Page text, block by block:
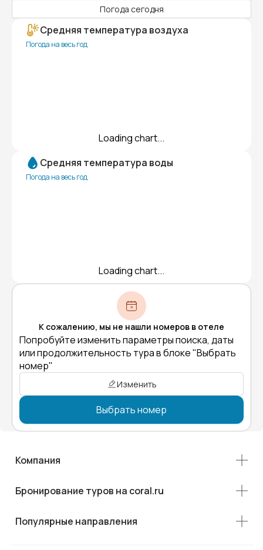
Погода сегодня
Средняя температура воздуха
Погода на весь год
Loading chart...
Средняя температура воды
Погода на весь год
Loading chart...
К сожалению, мы не нашли номеров в отеле
Попробуйте изменить параметры поиска, даты
или продолжительность тура в блоке "Выбрать
номер"
Изменить
Выбрать номер
Компания
Бронирование туров на coral.ru
Популярные направления